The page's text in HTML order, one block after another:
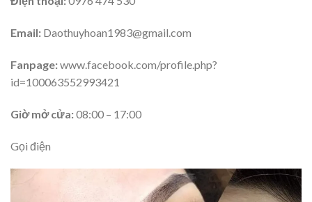
Email: Daothuyhoan1983@gmail.com
Fanpage:www.facebook.com/profile.php?
id=100063552993421
Giờ mở cửa:08:00 – 17:00
Gọi điện